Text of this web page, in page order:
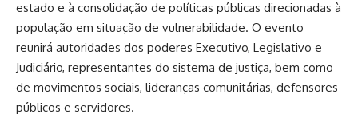
estado e à consolidação de políticas públicas direcionadas à
população em situação de vulnerabilidade. O evento
reunirá autoridades dos poderes Executivo, Legislativo e
Judiciário, representantes do sistema de justiça, bem como
de movimentos sociais, lideranças comunitárias, defensores
públicos e servidores.